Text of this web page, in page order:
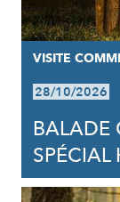
VISITE
28/10/2026
BALADE
SPÉCIAL